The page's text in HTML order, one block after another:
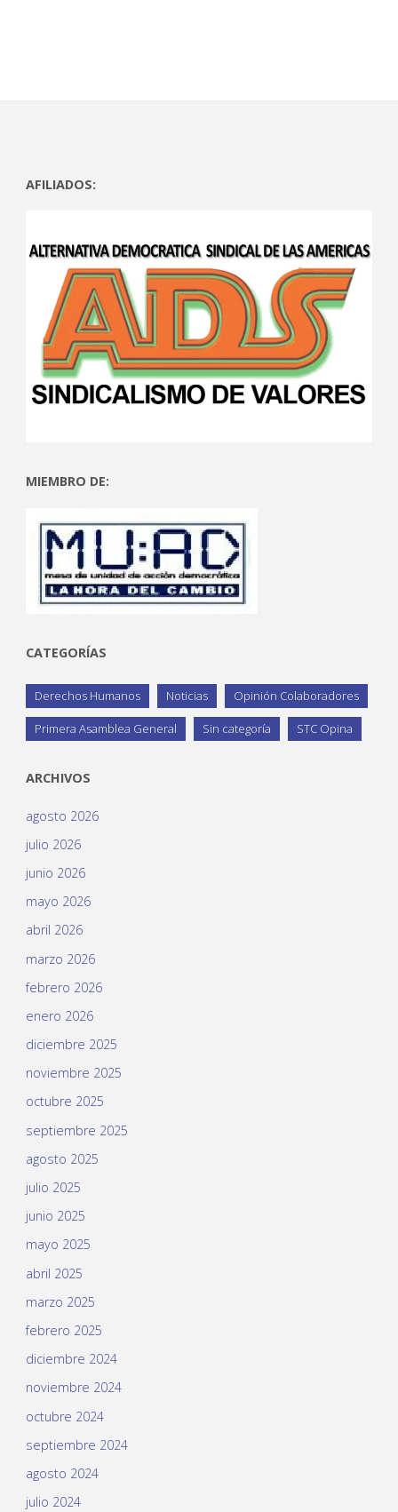
AFILIADOS:
MIEMBRO DE:
CATEGORÍAS
Derechos Humanos Noticias Opinión Colaboradores
Primera Asamblea General Sin categoría STC Opina
ARCHIVOS
agosto 2026
julio 2026
junio 2026
mayo 2026
abril 2026
marzo 2026
febrero 2026
enero 2026
diciembre 2025
noviembre 2025
octubre 2025
septiembre 2025
agosto 2025
julio 2025
junio 2025
mayo 2025
abril 2025
marzo 2025
febrero 2025
diciembre 2024
noviembre 2024
octubre 2024
septiembre 2024
agosto 2024
julio 2024